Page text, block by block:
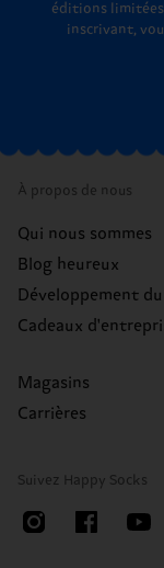
éditions
inscrivant,
À propos de nous
Qui nous sommes
Blog heureux
Développement
Cadeaux
Magasins
Carrières
Suivez Happy Socks